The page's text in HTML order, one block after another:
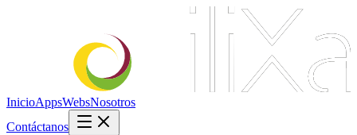
InicioAppsWebsNosotros
Contáctanos